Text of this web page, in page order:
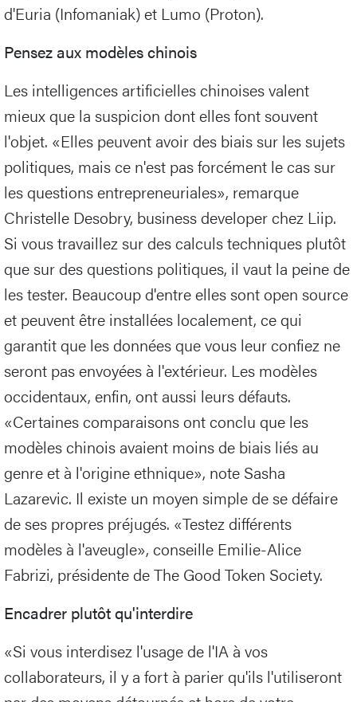
d'Euria (Infomaniak) et Lumo (Proton).
Pensez aux modèles chinois
Les intelligences artificielles chinoises valent
mieux que la suspicion dont elles font souvent
l'objet. «Elles peuvent avoir des biais sur les sujets
politiques, mais ce n'est pas forcément le cas sur
les questions entrepreneuriales», remarque
Christelle Desobry, business developer chez Liip.
Si vous travaillez sur des calculs techniques plutôt
que sur des questions politiques, il vaut la peine de
les tester. Beaucoup d'entre elles sont open source
et peuvent être installées localement, ce qui
garantit que les données que vous leur confiez ne
seront pas envoyées à l'extérieur. Les modèles
occidentaux, enfin, ont aussi leurs défauts.
«Certaines comparaisons ont conclu que les
modèles chinois avaient moins de biais liés au
genre et à l'origine ethnique», note Sasha
Lazarevic. Il existe un moyen simple de se défaire
de ses propres préjugés. «Testez différents
modèles à l'aveugle», conseille Emilie-Alice
Fabrizi, présidente de The Good Token Society.
Encadrer plutôt qu'interdire
«Si vous interdisez l'usage de l'IA à vos
collaborateurs, il y a fort à parier qu'ils l'utiliseront